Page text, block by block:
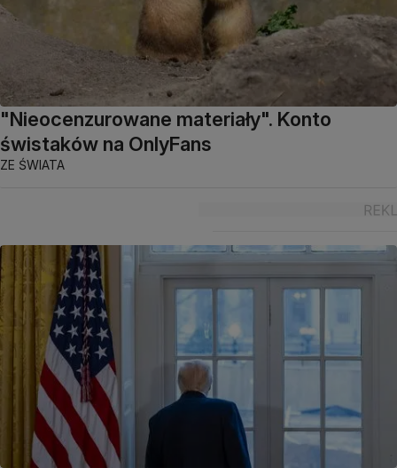
"Nieocenzurowane materiały". Konto
świstaków na OnlyFans
ZE ŚWIATA